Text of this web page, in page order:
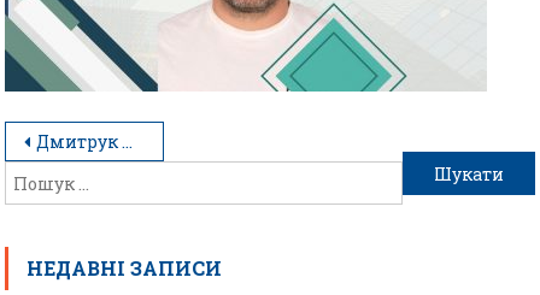
Дмитрук Михайло Васильович
НЕДАВНІ ЗАПИСИ